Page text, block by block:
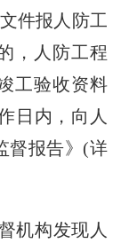
件报人防工
，人防工程
工验收资料
日内，向人
督报告》(详
机构发现人